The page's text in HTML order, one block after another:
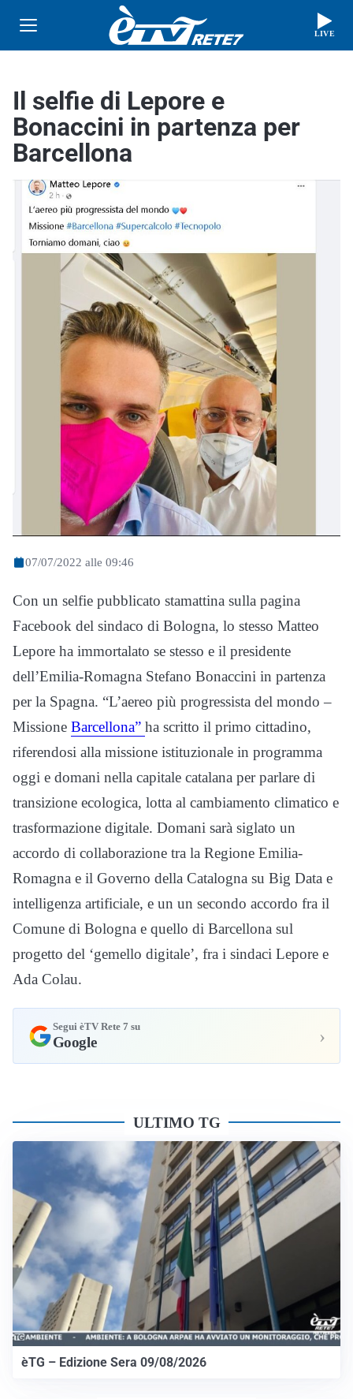
LIVE
Il selfie di Lepore e
Bonaccini in partenza per
Barcellona
07/07/2022 alle 09:46
Con un selfie pubblicato stamattina sulla pagina
Facebook del sindaco di Bologna, lo stesso Matteo
Lepore ha immortalato se stesso e il presidente
dell’Emilia-Romagna Stefano Bonaccini in partenza
per la Spagna. “L’aereo più progressista del mondo –
Missione Barcellona” ha scritto il primo cittadino,
riferendosi alla missione istituzionale in programma
oggi e domani nella capitale catalana per parlare di
transizione ecologica, lotta al cambiamento climatico e
trasformazione digitale. Domani sarà siglato un
accordo di collaborazione tra la Regione Emilia-
Romagna e il Governo della Catalogna su Big Data e
intelligenza artificiale, e un un secondo accordo fra il
Comune di Bologna e quello di Barcellona sul
progetto del ‘gemello digitale’, fra i sindaci Lepore e
Ada Colau.
Segui èTV Rete 7 su
Google ›
ULTIMO TG
èTG – Edizione Sera 09/08/2026